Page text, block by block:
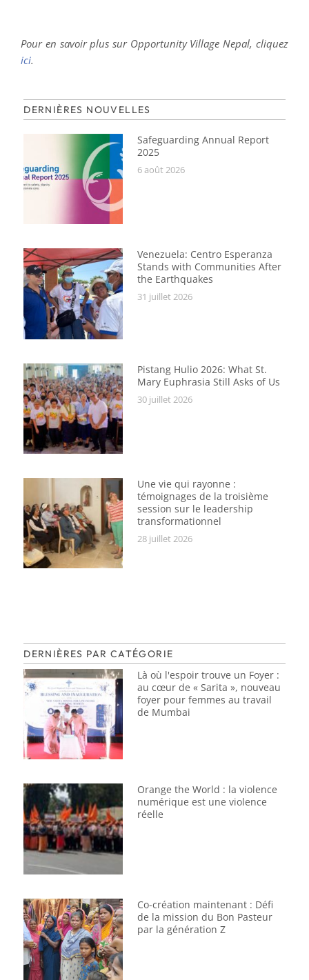
Pour en savoir plus sur Opportunity Village Nepal, cliquez
ici.
DERNIÈRES NOUVELLES
Safeguarding Annual Report
2025
6 août 2026
Venezuela: Centro Esperanza
Stands with Communities After
the Earthquakes
31 juillet 2026
Pistang Hulio 2026: What St.
Mary Euphrasia Still Asks of Us
30 juillet 2026
Une vie qui rayonne :
témoignages de la troisième
session sur le leadership
transformationnel
28 juillet 2026
DERNIÈRES PAR CATÉGORIE
Là où l'espoir trouve un Foyer :
au cœur de « Sarita », nouveau
foyer pour femmes au travail
de Mumbai
Orange the World : la violence
numérique est une violence
réelle
Co-création maintenant : Défi
de la mission du Bon Pasteur
par la génération Z